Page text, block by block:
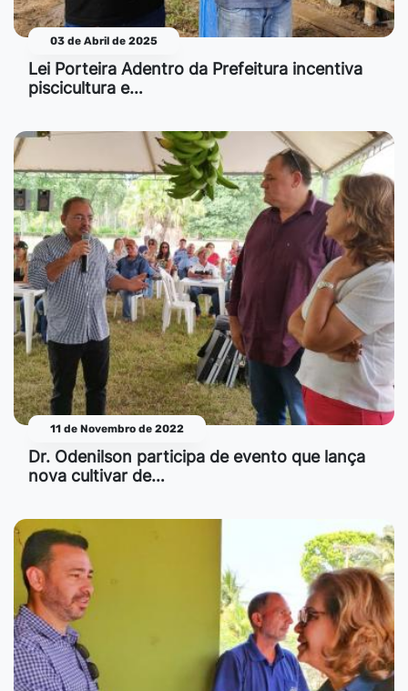
03 de Abril de 2025
Lei Porteira Adentro da Prefeitura incentiva
piscicultura e…
11 de Novembro de 2022
Dr. Odenilson participa de evento que lança
nova cultivar de…